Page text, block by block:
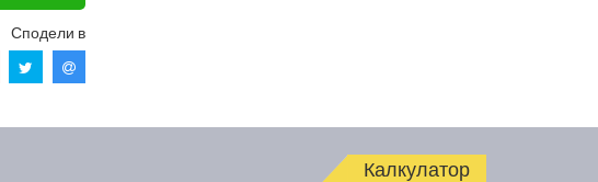
Сподели в
Калкулатор